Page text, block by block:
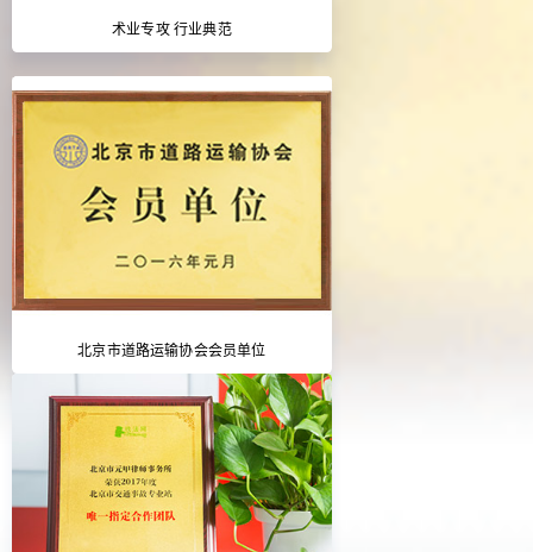
术业专攻 行业典范
北京市道路运输协会会员单位